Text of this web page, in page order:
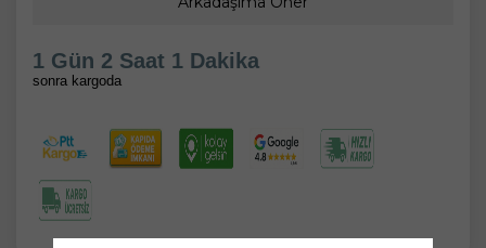
1 Gün 2 Saat 1 Dakika
sonra kargoda